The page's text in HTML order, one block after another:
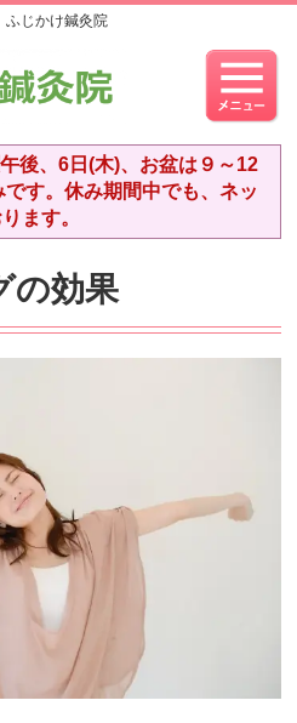
ふじかけ鍼灸院
後、6日(木)、お盆は９～12
す。休み期間中でも、ネッ
ます。
の効果